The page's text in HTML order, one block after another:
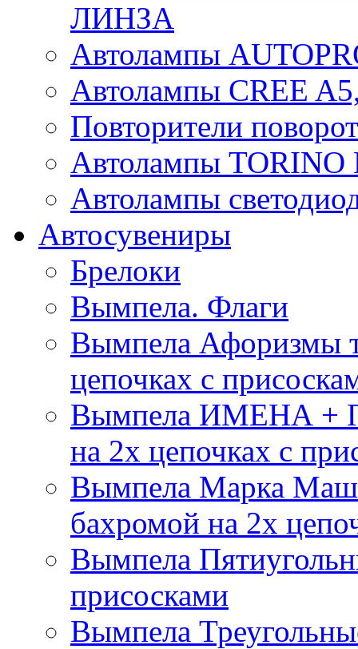
ЛИНЗА
Автолампы
Автолампы CREE
Повторители
Автолампы
Автолампы
Автосувениры
Брелоки
Вымпела. Флаги
Вымпела Афоризмы
цепочках с
Вымпела ИМЕНА +
на 2х цепочках с
Вымпела Марка
бахромой на 2х
Вымпела
присосками
Вымпела